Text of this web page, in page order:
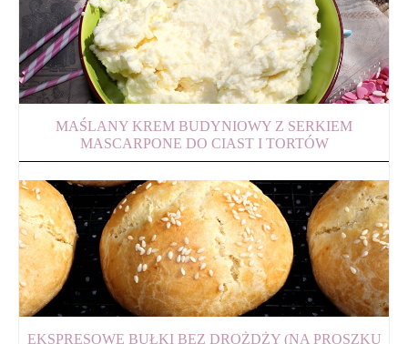
MAŚLANY KREM BUDYNIOWY Z SERKIEM
MASCARPONE DO CIAST I TORTÓW
EKSPRESOWE BUŁKI BEZ DROŻDŻY (NA PROSZKU